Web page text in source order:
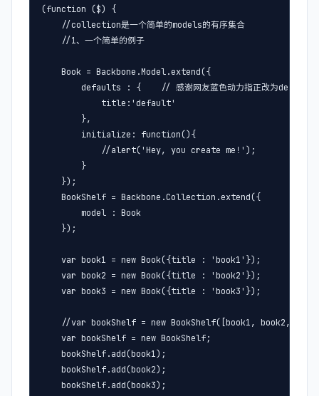
(function ($) {
    //collection是一个简单的models的有序集合
    //1、一个简单的例子
    Book = Backbone.Model.extend({
        defaults : {    // 感谢网友蓝色动力指正改为defaults
            title:'default'
        },
        initialize: function(){
            //alert('Hey, you create me!');
        }
    });
    BookShelf = Backbone.Collection.extend({
        model : Book
    });
    var book1 = new Book({title : 'book1'});
    var book2 = new Book({title : 'book2'});
    var book3 = new Book({title : 'book3'});
//var bookShelf = new BookShelf([book1, book2,
    var bookShelf = new BookShelf;
    bookShelf.add(book1);
    bookShelf.add(book2);
    bookShelf.add(book3);